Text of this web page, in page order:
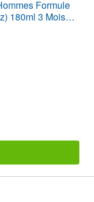
Formule
180ml 3 Mois